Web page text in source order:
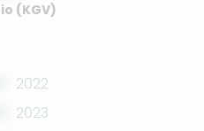
(KGV)
2022
2023